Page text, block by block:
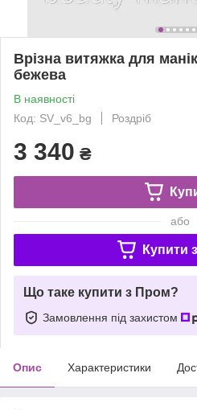
Врізна витяжка для
бежева
В наявності
Код: SV_v6_bg
Роздріб
3 340 ₴
або
Купити з
Що таке купити з Пром?
Замовлення під захистом
Опис Характеристики